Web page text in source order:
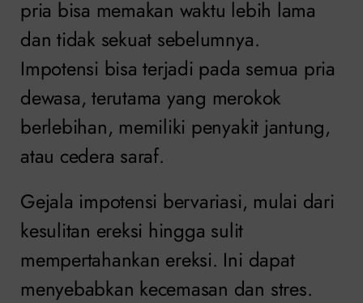
pria bisa memakan waktu lebih lama
dan tidak sekuat sebelumnya.
Impotensi bisa terjadi pada semua pria
dewasa, terutama yang merokok
berlebihan, memiliki penyakit jantung,
atau cedera saraf.
Gejala impotensi bervariasi, mulai dari
kesulitan ereksi hingga sulit
mempertahankan ereksi. Ini dapat
menyebabkan kecemasan dan stres.